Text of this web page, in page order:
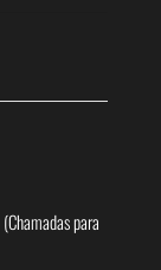
(Chamadas para